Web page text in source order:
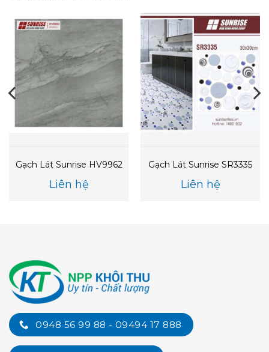
Gạch Lát Sunrise HV9962
Liên hệ
Gạch Lát Sunrise SR3335
Liên hệ
0948 56 99 88 - 09494 17 888